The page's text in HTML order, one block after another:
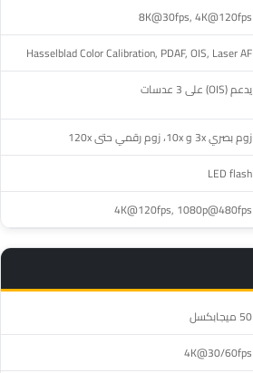
8K@30fps, 4K@120fps
Hasselblad Color Calibration, PDAF, OIS, Laser AF
يدعم (OIS) على 3 عدسات
زوم بصري 3x و 10x، زوم رقمي حتى 120x
LED flash
4K@120fps, 1080p@480fps
50 ميجابكسل
4K@30/60fps